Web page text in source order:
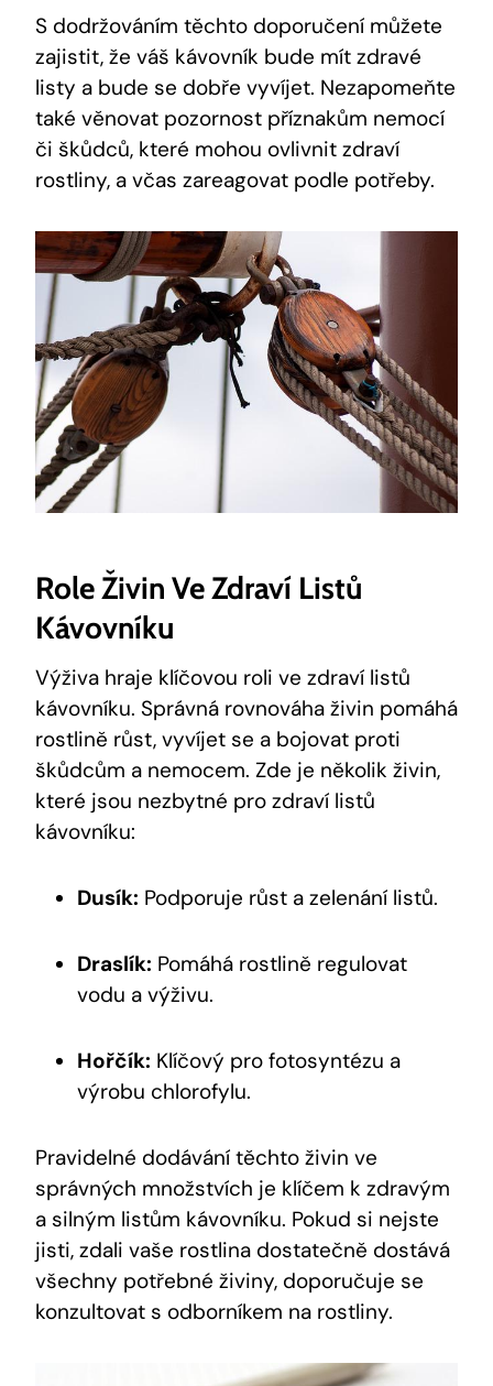
S dodržováním těchto doporučení můžete
zajistit, že váš kávovník bude mít zdravé
listy a bude se dobře vyvíjet. Nezapomeňte
také věnovat pozornost příznakům nemocí
či škůdců, které mohou ovlivnit zdraví
rostliny, a včas zareagovat podle potřeby.
Role Živin Ve Zdraví Listů
Kávovníku
Výživa hraje klíčovou roli ve zdraví listů
kávovníku. Správná rovnováha živin pomáhá
rostlině růst, vyvíjet se a bojovat proti
škůdcům a nemocem. Zde je několik živin,
které jsou nezbytné pro zdraví listů
kávovníku:
Dusík: Podporuje růst a zelenání listů.
Draslík: Pomáhá rostlině regulovat
vodu a výživu.
Hořčík: Klíčový pro fotosyntézu a
výrobu chlorofylu.
Pravidelné dodávání těchto živin ve
správných množstvích je klíčem k zdravým
a silným listům kávovníku. Pokud si nejste
jisti, zdali vaše rostlina dostatečně dostává
všechny potřebné živiny, doporučuje se
konzultovat s odborníkem na rostliny.